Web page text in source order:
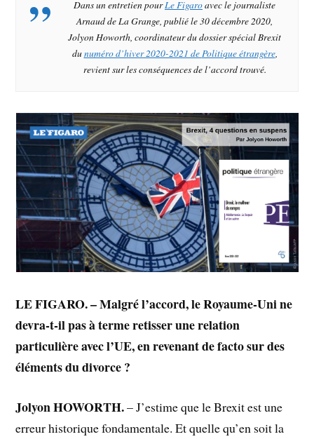
Dans un entretien pourLe Figaroavec le journaliste
Arnaud de La Grange, publié le 30 décembre 2020,
Jolyon Howorth, coordinateur du dossier spécial Brexit
dunuméro d’hiver 2020-2021 dePolitique étrangère,
revient sur les conséquences de l’accord trouvé.
LE FIGARO. – Malgré l’accord, le Royaume-Uni ne
devra-t-il pas à terme retisser une relation
particulière avec l’UE, en revenant de facto sur des
éléments du divorce ?
Jolyon HOWORTH.– J’estime que le Brexit est une
erreur historique fondamentale. Et quelle qu’en soit la